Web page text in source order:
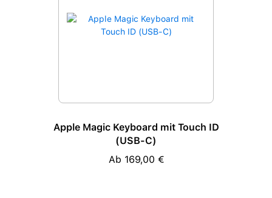
Apple Magic Keyboard mit Touch ID
(USB-C)
Regulärer Preis:
Ab 169,00 €